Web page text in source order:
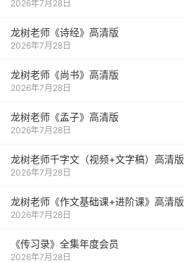
2026年7月28日
龙树老师《诗经》高清版
2026年7月28日
龙树老师《尚书》高清版
2026年7月28日
龙树老师《孟子》高清版
2026年7月28日
龙树老师千字文（视频+文字稿）高清版
2026年7月28日
龙树老师《作文基础课+进阶课》高清版
2026年7月28日
《传习录》全集年度会员
2026年7月28日